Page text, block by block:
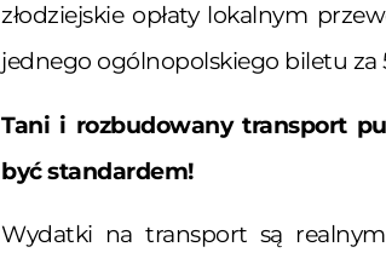
złodziejskie opłaty lokalnym
jednego ogólnopolskiego biletu za
Tani i rozbudowany transport
być standardem!
Wydatki na transport są